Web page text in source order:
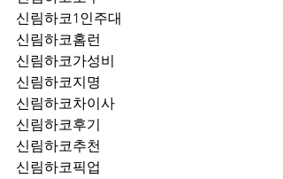
신림하코1인주대
신림하코홈런
신림하코가성비
신림하코지명
신림하코차이사
신림하코후기
신림하코추천